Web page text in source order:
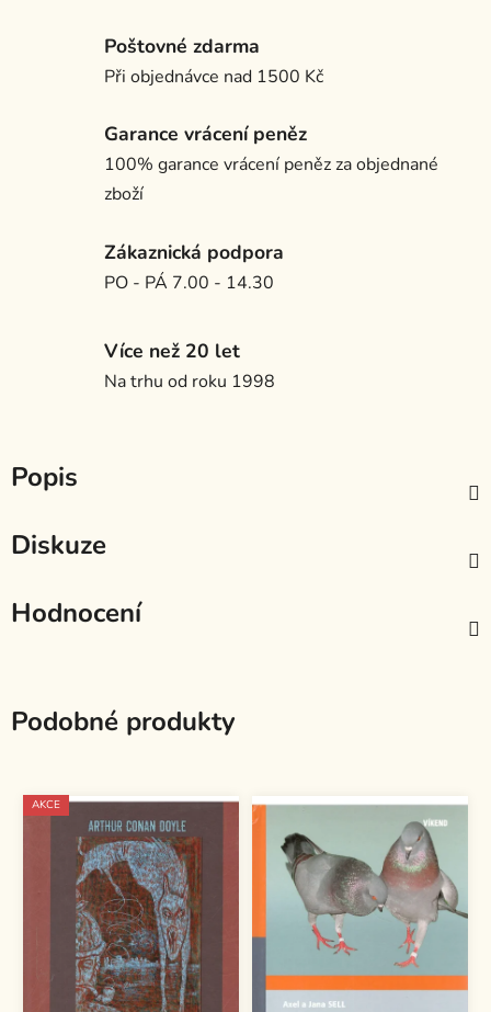
Poštovné zdarma
Při objednávce nad 1500 Kč
Garance vrácení peněz
100% garance vrácení peněz za objednané
zboží
Zákaznická podpora
PO - PÁ 7.00 - 14.30
Více než 20 let
Na trhu od roku 1998
Popis
Diskuze
Hodnocení
Podobné produkty
AKCE